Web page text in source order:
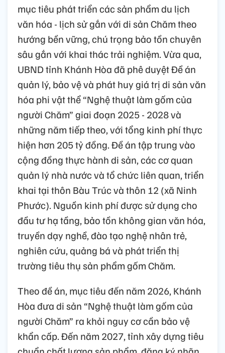
mục tiêu phát triển các sản phẩm du lịch
văn hóa - lịch sử gắn với di sản Chăm theo
hướng bền vững, chú trọng bảo tồn chuyên
sâu gắn với khai thác trải nghiệm. Vừa qua,
UBND tỉnh Khánh Hòa đã phê duyệt Đề án
quản lý, bảo vệ và phát huy giá trị di sản văn
hóa phi vật thể “Nghệ thuật làm gốm của
người Chăm” giai đoạn 2025 - 2028 và
những năm tiếp theo, với tổng kinh phí thực
hiện hơn 205 tỷ đồng. Đề án tập trung vào
cộng đồng thực hành di sản, các cơ quan
quản lý nhà nước và tổ chức liên quan, triển
khai tại thôn Bàu Trúc và thôn 12 (xã Ninh
Phước). Nguồn kinh phí được sử dụng cho
đầu tư hạ tầng, bảo tồn không gian văn hóa,
truyền dạy nghề, đào tạo nghệ nhân trẻ,
nghiên cứu, quảng bá và phát triển thị
trường tiêu thụ sản phẩm gốm Chăm.
Theo đề án, mục tiêu đến năm 2026, Khánh
Hòa đưa di sản “Nghệ thuật làm gốm của
người Chăm” ra khỏi nguy cơ cần bảo vệ
khẩn cấp. Đến năm 2027, tỉnh xây dựng tiêu